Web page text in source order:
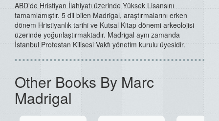
ABD'de Hristiyan İlahiyatı üzerinde Yüksek Lisansını
tamamlamıştır. 5 dil bilen Madrigal, araştırmalarını erken
dönem Hristiyanlık tarihi ve Kutsal Kitap dönemi arkeolojisi
üzerinde yoğunlaştırmaktadır. Madrigal aynı zamanda
İstanbul Protestan Kilisesi Vakfı yönetim kurulu üyesidir.
Other Books By Marc
Madrigal